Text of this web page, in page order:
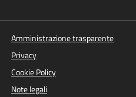
Amministrazione trasparente
Privacy
Cookie Policy
Note legali